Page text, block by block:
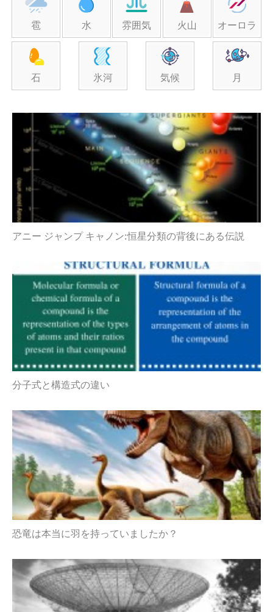
雹 水 雰囲気 火山 オーロラ
石 氷河 気候 月
アニー ジャンプ キャノン:恒星分類の背後にある伝説
分子式と構造式の違い
恐竜は本当に羽を持っていましたか？